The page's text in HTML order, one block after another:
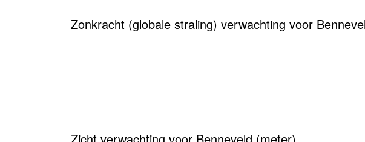
Zonkracht (globale straling) verwachting voor